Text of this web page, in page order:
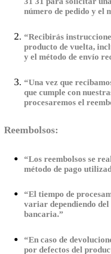
número de pedido y el
“Recibirás
producto de vuelta,
y el método de envío
“Una vez que
que cumple con
procesaremos el
Reembolsos:
“Los reembolsos se
método de pago
“El tiempo de
variar dependiendo
bancaria.”
“En caso de
por defectos del